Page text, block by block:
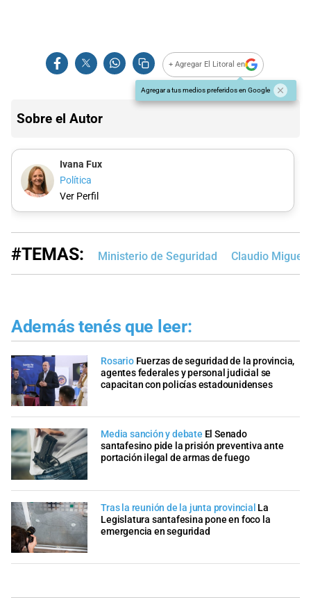
+ Agregar El Litoral en
Agregar a tus medios preferidos en Google
Sobre el Autor
Ivana Fux
Política
Ver Perfil
#TEMAS: Ministerio de Seguridad Claudio Miguel
Además tenés que leer:
Rosario Fuerzas de seguridad de la provincia,
agentes federales y personal judicial se
capacitan con policías estadounidenses
Media sanción y debate El Senado
santafesino pide la prisión preventiva ante
portación ilegal de armas de fuego
Tras la reunión de la junta provincial La
Legislatura santafesina pone en foco la
emergencia en seguridad